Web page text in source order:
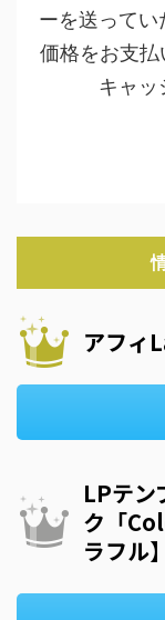
ーを送って
価格をお支
キャッ
アフィ
LPテン
ク「
ラフル】